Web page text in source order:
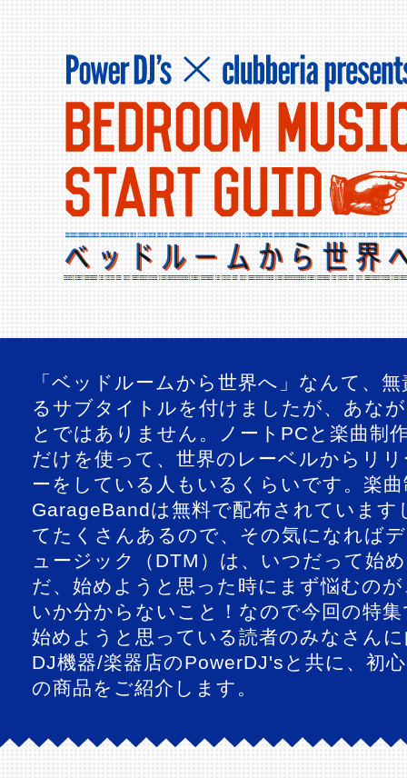
「ベッドルームから世界へ」なんて、
るサブタイトルを付けましたが、あな
とではありません。ノートPCと楽曲制
だけを使って、世界のレーベルからリ
ーをしている人もいるくらいです。楽
GarageBandは無料で配布されています
てたくさんあるので、その気になれば
ュージック（DTM）は、いつだって始
だ、始めようと思った時にまず悩むの
いか分からないこと！なので今回の特
始めようと思っている読者のみなさん
DJ機器/楽器店のPowerDJ'sと共に、初
の商品をご紹介します。